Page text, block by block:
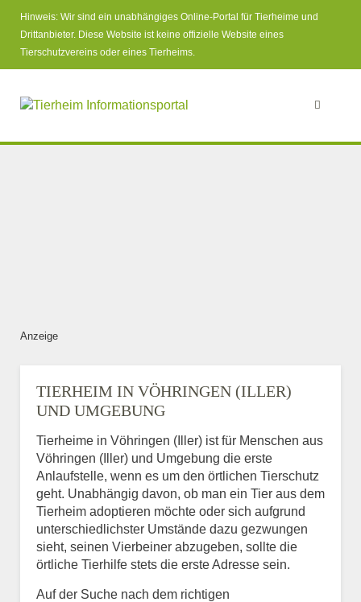
Hinweis: Wir sind ein unabhängiges Online-Portal für Tierheime und
Drittanbieter. Diese Website ist keine offizielle Website eines
Tierschutzvereins oder eines Tierheims.
Anzeige
TIERHEIM IN VÖHRINGEN (ILLER)
UND UMGEBUNG
Tierheime in Vöhringen (Iller) ist für Menschen aus
Vöhringen (Iller) und Umgebung die erste
Anlaufstelle, wenn es um den örtlichen Tierschutz
geht. Unabhängig davon, ob man ein Tier aus dem
Tierheim adoptieren möchte oder sich aufgrund
unterschiedlichster Umstände dazu gezwungen
sieht, seinen Vierbeiner abzugeben, sollte die
örtliche Tierhilfe stets die erste Adresse sein.
Auf der Suche nach dem richtigen